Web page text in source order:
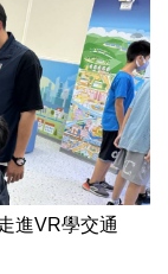
進VR學交通